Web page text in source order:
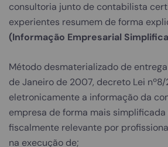
consultoria junto de contabilista
experientes resumem de forma
(Informação Empresarial
Método desmaterializado de
de Janeiro de 2007, decreto Lei
eletronicamente a informação da
empresa de forma mais
fiscalmente relevante por
na execução de;